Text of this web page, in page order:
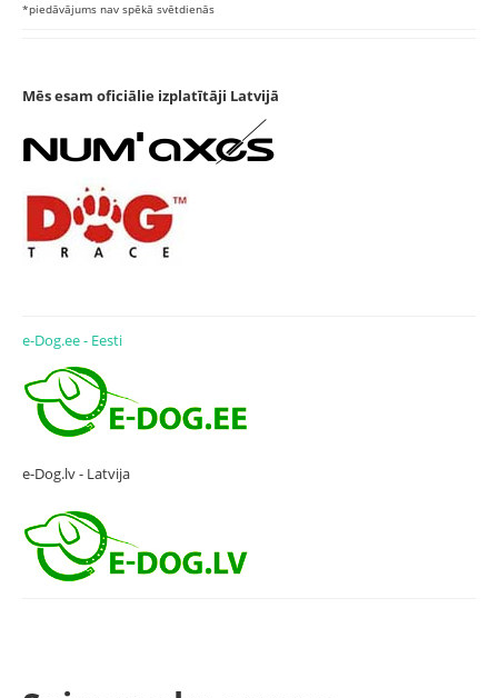
*piedāvājums nav spēkā svētdienās
Mēs esam oficiālie izplatītāji Latvijā
e-Dog.ee - Eesti
e-Dog.lv - Latvija